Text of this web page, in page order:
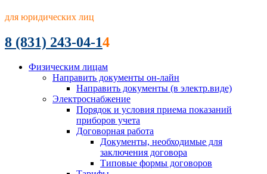
для юридических лиц
8 (831) 243-04-14
Физическим лицам
Направить документы он-лайн
Направить документы (в электр.виде)
Электроснабжение
Порядок и условия приема показаний
приборов учета
Договорная работа
Документы, необходимые для
заключения договора
Типовые формы договоров